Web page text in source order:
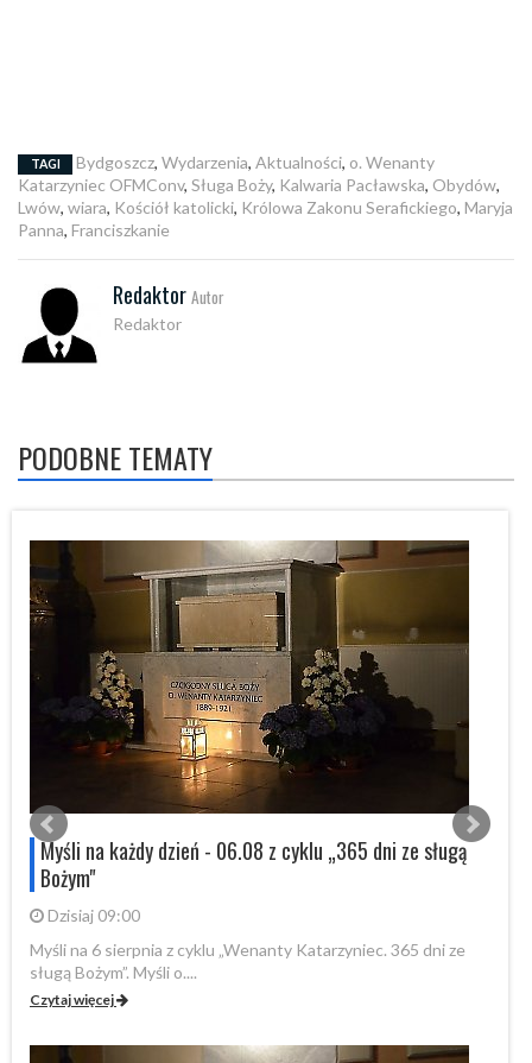
TAGI Bydgoszcz, Wydarzenia, Aktualności, o. Wenanty
Katarzyniec OFMConv, Sługa Boży, Kalwaria Pacławska, Obydów,
Lwów, wiara, Kościół katolicki, Królowa Zakonu Serafickiego, Maryja
Panna, Franciszkanie
Redaktor Autor
Redaktor
PODOBNE TEMATY
Myśli na każdy dzień - 06.08 z cyklu „365 dni ze sługą
Bożym"
Dzisiaj 09:00
Myśli na 6 sierpnia z cyklu „Wenanty Katarzyniec. 365 dni ze
sługą Bożym”. Myśli o....
Czytaj więcej